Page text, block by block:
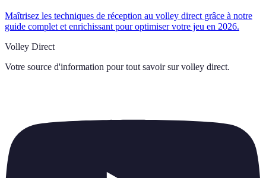
Maîtrisez les techniques de réception au volley direct grâce à notre
guide complet et enrichissant pour optimiser votre jeu en 2026.
Volley Direct
Votre source d'information pour tout savoir sur volley direct.